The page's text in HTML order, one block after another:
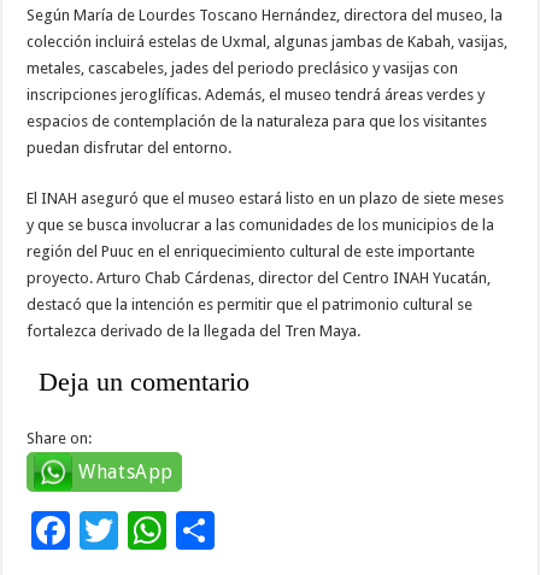
Según María de Lourdes Toscano Hernández, directora del museo, la
colección incluirá estelas de Uxmal, algunas jambas de Kabah, vasijas,
metales, cascabeles, jades del periodo preclásico y vasijas con
inscripciones jeroglíficas. Además, el museo tendrá áreas verdes y
espacios de contemplación de la naturaleza para que los visitantes
puedan disfrutar del entorno.
El INAH aseguró que el museo estará listo en un plazo de siete meses
y que se busca involucrar a las comunidades de los municipios de la
región del Puuc en el enriquecimiento cultural de este importante
proyecto. Arturo Chab Cárdenas, director del Centro INAH Yucatán,
destacó que la intención es permitir que el patrimonio cultural se
fortalezca derivado de la llegada del Tren Maya.
Deja un comentario
Share on:
WhatsApp
F
T
W